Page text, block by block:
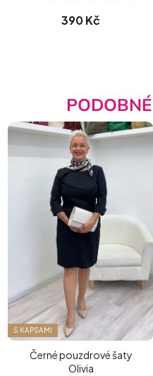
390 Kč
S KAPSAMI
Černé pouzdrové šaty
Olivia